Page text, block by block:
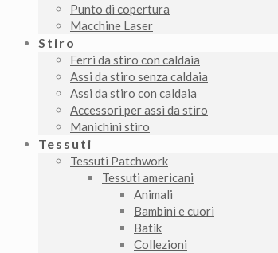
Punto di copertura
Macchine Laser
Stiro
Ferri da stiro con caldaia
Assi da stiro senza caldaia
Assi da stiro con caldaia
Accessori per assi da stiro
Manichini stiro
Tessuti
Tessuti Patchwork
Tessuti americani
Animali
Bambini e cuori
Batik
Collezioni